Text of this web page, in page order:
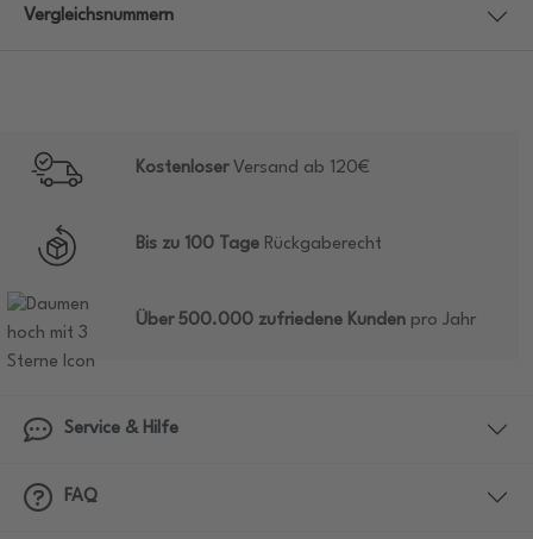
Vergleichsnummern
KostenloserVersand ab 120€
Bis zu 100 Tage Rückgaberecht
Über 500.000 zufriedene Kunden pro Jahr
Service & Hilfe
FAQ